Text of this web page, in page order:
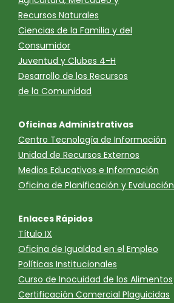
Recursos Naturales
Ciencias de la Familia y del
Consumidor
Juventud y Clubes 4-H
Desarrollo de los Recursos
de la Comunidad
Oficinas Administrativas
Centro Tecnología de Información
Unidad de Recursos Externos
Medios Educativos e Información
Oficina de Planificación y Evaluación
Enlaces Rápidos
Título IX
Oficina de Igualdad en el Empleo
Políticas Institucionales
Curso de Inocuidad de los Alimentos
Certificación Comercial Plaguicidas